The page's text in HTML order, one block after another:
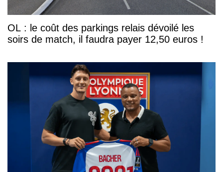
OL : le coût des parkings relais dévoilé les
soirs de match, il faudra payer 12,50 euros !